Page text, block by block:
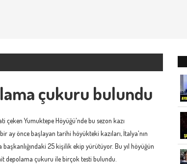
çukuru bulundu
Yumuktepe Höyüğü'nde bu sezon kazı
ay önce başlayan tarihi höyükteki kazıları, İtalya'nın
25 kişilik ekip yürütüyor. Bu yıl höyüğün
depolama çukuru ile birçok testi bulundu.